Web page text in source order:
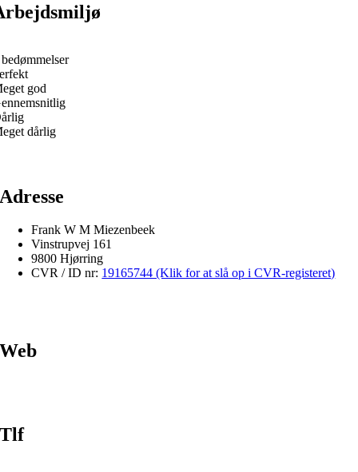
god
dårlig
Adresse
Frank W M Miezenbeek
Vinstrupvej 161
9800 Hjørring
CVR / ID nr: 19165744 (Klik for at slå op i CVR-registeret)
Web
Tlf